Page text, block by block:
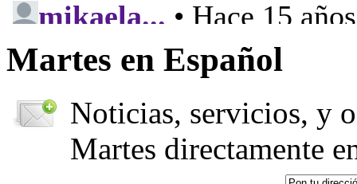
Martes en Español
Noticias, servicios, y
Martes directamente